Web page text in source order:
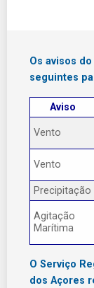
Os avisos
seguintes
Aviso
Vento
Vento
Precipitação
Agitação
Marítima
O Serviço
dos Açores